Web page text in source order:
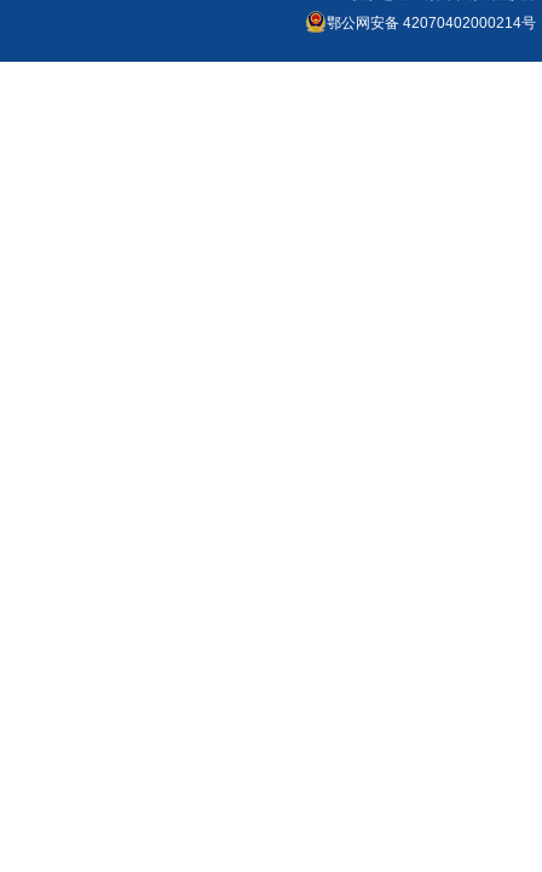
鄂公网安备 42070402000214号